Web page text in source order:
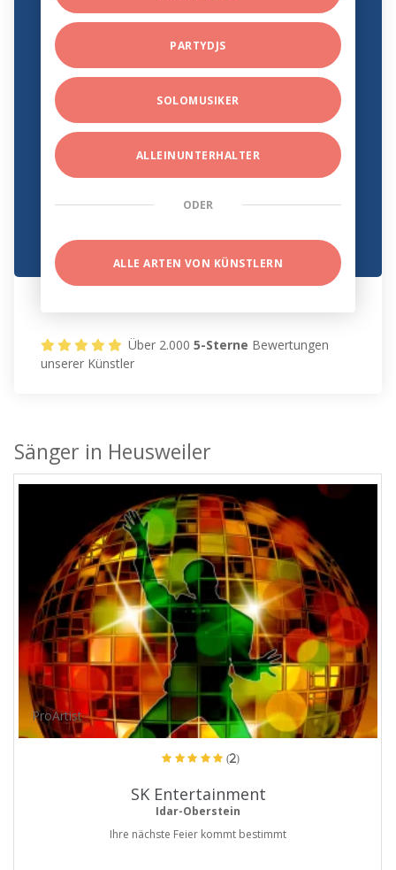
PARTYDJS
SOLOMUSIKER
ALLEINUNTERHALTER
ODER
ALLE ARTEN VON KÜNSTLERN
Über 2.0005-Sterne Bewertungen
unserer Künstler
Sänger in Heusweiler
ProArtist
(2)
SK Entertainment
Idar-Oberstein
Ihre nächste Feier kommt bestimmt